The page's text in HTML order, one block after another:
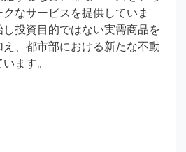
なサービスを提供していま
投資目的ではない実需商品を
、都市部における新たな不動
ます。